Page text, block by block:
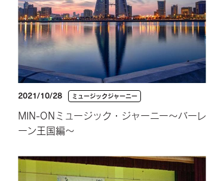
2021/10/28 ミュージックジャーニー
MIN-ONミュージック・ジャーニー～バーレ
ーン王国編～